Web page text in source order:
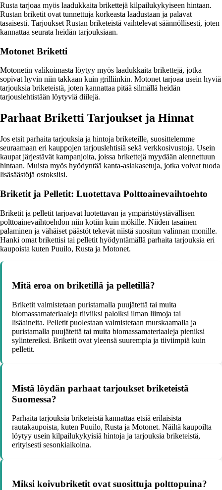
Rusta tarjoaa myös laadukkaita brikettejä kilpailukykyiseen hintaan.
Rustan briketit ovat tunnettuja korkeasta laadustaan ja palavat
tasaisesti. Tarjoukset Rustan briketeistä vaihtelevat säännöllisesti, joten
kannattaa seurata heidän tarjouksiaan.
Motonet Briketti
Motonetin valikoimasta löytyy myös laadukkaita brikettejä, jotka
sopivat hyvin niin takkaan kuin grilliinkin. Motonet tarjoaa usein hyviä
tarjouksia briketeistä, joten kannattaa pitää silmällä heidän
tarjouslehtistään löytyviä diilejä.
Parhaat Briketti Tarjoukset ja Hinnat
Jos etsit parhaita tarjouksia ja hintoja briketeille, suosittelemme
seuraamaan eri kauppojen tarjouslehtisiä sekä verkkosivustoja. Usein
kaupat järjestävät kampanjoita, joissa brikettejä myydään alennettuun
hintaan. Muista myös hyödyntää kanta-asiakasetuja, jotka voivat tuoda
lisäsäästöjä ostoksiisi.
Briketit ja Pelletit: Luotettava Polttoainevaihtoehto
Briketit ja pelletit tarjoavat luotettavan ja ympäristöystävällisen
polttoainevaihtoehdon niin kotiin kuin mökille. Niiden tasainen
palaminen ja vähäiset päästöt tekevät niistä suositun valinnan monille.
Hanki omat brikettisi tai pelletit hyödyntämällä parhaita tarjouksia eri
kaupoista kuten Puuilo, Rusta ja Motonet.
Mitä eroa on briketillä ja pelletillä?
Briketit valmistetaan puristamalla puujätettä tai muita
biomassamateriaaleja tiiviiksi paloiksi ilman liimoja tai
lisäaineita. Pelletit puolestaan valmistetaan murskaamalla ja
puristamalla puujätettä tai muita biomassamateriaaleja pieniksi
sylintereiksi. Briketit ovat yleensä suurempia ja tiiviimpiä kuin
pelletit.
Mistä löydän parhaat tarjoukset briketeistä
Suomessa?
Parhaita tarjouksia briketeistä kannattaa etsiä erilaisista
rautakaupoista, kuten Puuilo, Rusta ja Motonet. Näiltä kaupoilta
löytyy usein kilpailukykyisiä hintoja ja tarjouksia briketeistä,
erityisesti sesonkiaikoina.
Miksi koivubriketit ovat suosittuja polttopuina?